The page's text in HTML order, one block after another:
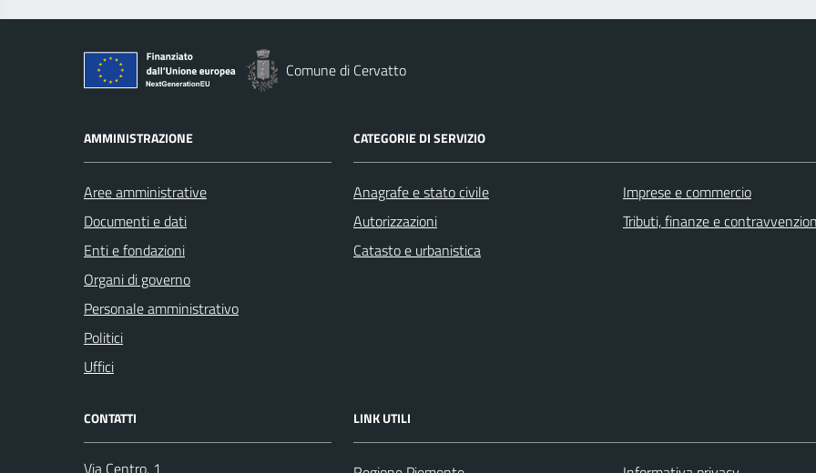
Comune di Cervatto
AMMINISTRAZIONE
Aree amministrative
Documenti e dati
Enti e fondazioni
Organi di governo
Personale amministrativo
Politici
Uffici
CATEGORIE DI SERVIZIO
Anagrafe e stato civile
Autorizzazioni
Catasto e urbanistica
Imprese e commercio
Tributi, finanze e
CONTATTI
Via Centro, 1
LINK UTILI